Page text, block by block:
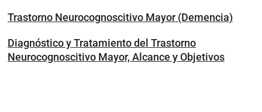
Trastorno Neurocognoscitivo Mayor (Demencia)
Diagnóstico y Tratamiento del Trastorno
Neurocognoscitivo Mayor, Alcance y Objetivos